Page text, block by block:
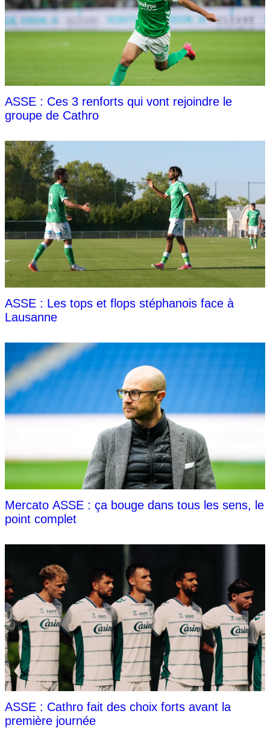
ASSE : Ces 3 renforts qui vont rejoindre le
groupe de Cathro
ASSE : Les tops et flops stéphanois face à
Lausanne
Mercato ASSE : ça bouge dans tous les sens, le
point complet
ASSE : Cathro fait des choix forts avant la
première journée